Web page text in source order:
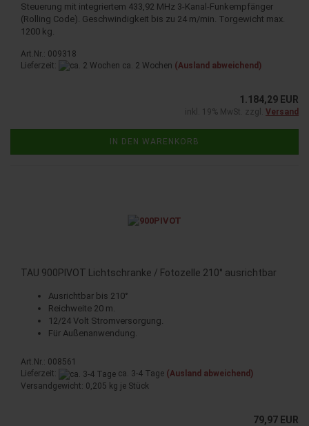
Steuerung mit integriertem 433,92 MHz 3-Kanal-Funkempfänger
(Rolling Code). Geschwindigkeit bis zu 24 m/min. Torgewicht max.
1200 kg.
Art.Nr.: 009318
Lieferzeit:
ca. 2 Wochen (Ausland abweichend)
1.184,29 EUR
inkl. 19% MwSt. zzgl. Versand
IN DEN WARENKORB
TAU 900PIVOT Lichtschranke / Fotozelle 210° ausrichtbar
Ausrichtbar bis 210°
Reichweite 20 m.
12/24 Volt Stromversorgung.
Für Außenanwendung.
Art.Nr.: 008561
Lieferzeit:
ca. 3-4 Tage (Ausland abweichend)
Versandgewicht: 0,205 kg je Stück
79,97 EUR